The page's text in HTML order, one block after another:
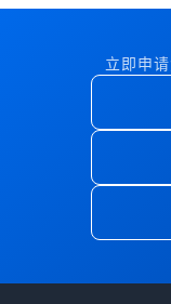
立即申